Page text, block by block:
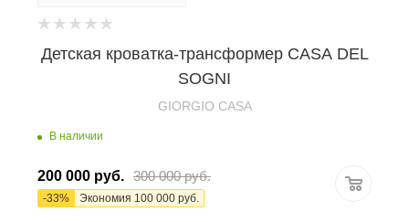
Детская кроватка-трансформер CASA DEL
SOGNI
GIORGIO CASA
В наличии
200 000 руб. 300 000руб.
-33% Экономия 100 000 руб.